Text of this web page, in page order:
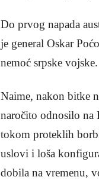
Do prvog napada
je general Oskar
nemoć srpske vojske.
Naime, nakon bitke
naročito odnosilo na
tokom proteklih
uslovi i loša
dobila na vremenu,